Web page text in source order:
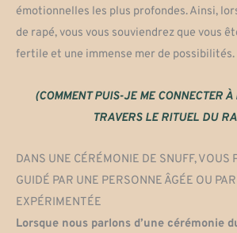
émotionnelles les plus profondes. Ainsi,
de rapé, vous vous souviendrez que vous
fertile et une immense mer de possibilités.
(COMMENT PUIS-JE ME CONNECTER À
TRAVERS LE RITUEL DU
DANS UNE CÉRÉMONIE DE SNUFF, VOUS
GUIDÉ PAR UNE PERSONNE ÂGÉE OU
EXPÉRIMENTÉE
Lorsque nous parlons d’une cérémonie